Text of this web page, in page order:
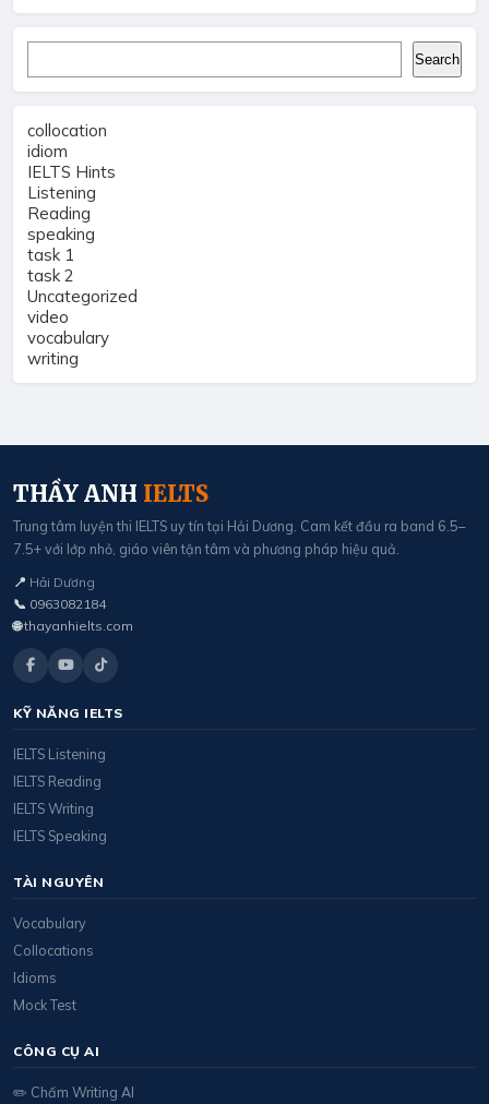
Search
collocation
idiom
IELTS Hints
Listening
Reading
speaking
task 1
task 2
Uncategorized
video
vocabulary
writing
THẦY ANH IELTS
Trung tâm luyện thi IELTS uy tín tại Hải Dương. Cam kết đầu ra band 6.5–
7.5+ với lớp nhỏ, giáo viên tận tâm và phương pháp hiệu quả.
📍 Hải Dương
📞 0963082184
🌐 thayanhielts.com
KỸ NĂNG IELTS
IELTS Listening
IELTS Reading
IELTS Writing
IELTS Speaking
TÀI NGUYÊN
Vocabulary
Collocations
Idioms
Mock Test
CÔNG CỤ AI
✏️ Chấm Writing AI